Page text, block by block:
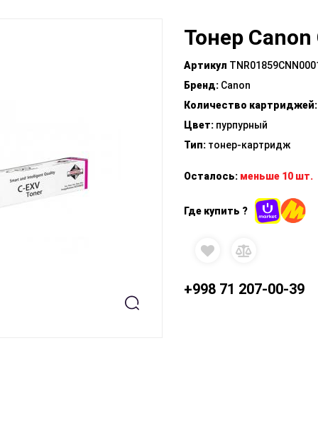
Тонер
Артикул
Бренд: Canon
Количество картриджей
Цвет: пурпурный
Тип: тонер-картридж
Осталось: меньше 10 шт.
Где купить ?
+998 71 207-00-39